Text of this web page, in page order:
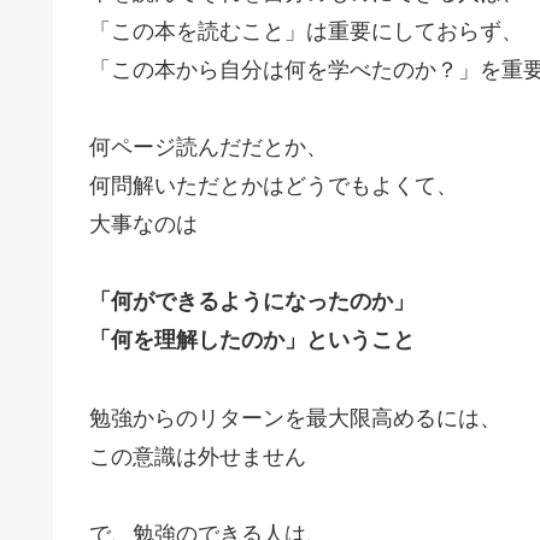
「この本を読むこと」は重要にしておらず、
「この本から自分は何を学べたのか？」を重
何ページ読んだだとか、
何問解いただとかはどうでもよくて、
大事なのは
「何ができるようになったのか」
「何を理解したのか」ということ
勉強からのリターンを最大限高めるには、
この意識は外せません
で、勉強のできる人は、